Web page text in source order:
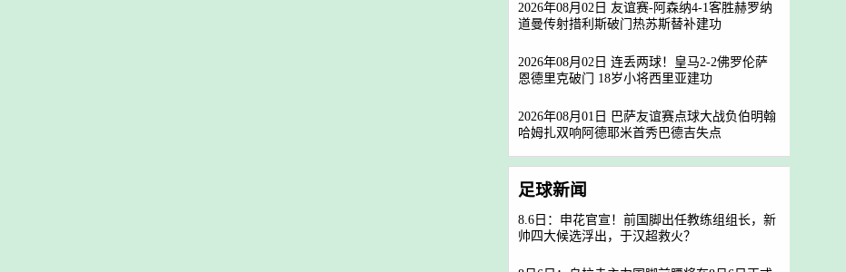
2026年08月02日 友谊赛-阿森纳4-1客胜赫罗纳
道曼传射措利斯破门热苏斯替补建功
2026年08月02日 连丢两球！皇马2-2佛罗伦萨
恩德里克破门 18岁小将西里亚建功
2026年08月01日 巴萨友谊赛点球大战负伯明翰
哈姆扎双响阿德耶米首秀巴德吉失点
足球新闻
8.6日：申花官宣！前国脚出任教练组组长，新
帅四大候选浮出，于汉超救火？